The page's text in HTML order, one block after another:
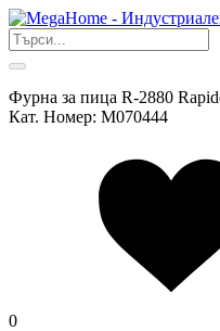
Фурна за пица R-2880
Кат. Номер: M070444
0